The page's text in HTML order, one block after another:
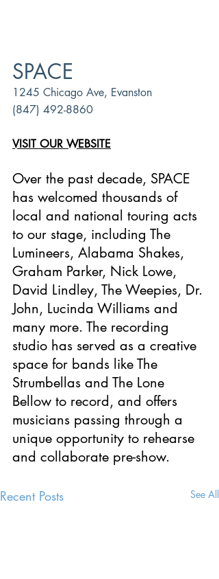
SPACE
1245 Chicago Ave, Evanston
(847) 492-8860
VISIT OUR WEBSITE
Over the past decade, SPACE
has welcomed thousands of
local and national touring acts
to our stage, including The
Lumineers, Alabama Shakes,
Graham Parker, Nick Lowe,
David Lindley, The Weepies, Dr.
John, Lucinda Williams and
many more. The recording
studio has served as a creative
space for bands like The
Strumbellas and The Lone
Bellow to record, and offers
musicians passing through a
unique opportunity to rehearse
and collaborate pre-show.
Recent Posts See All